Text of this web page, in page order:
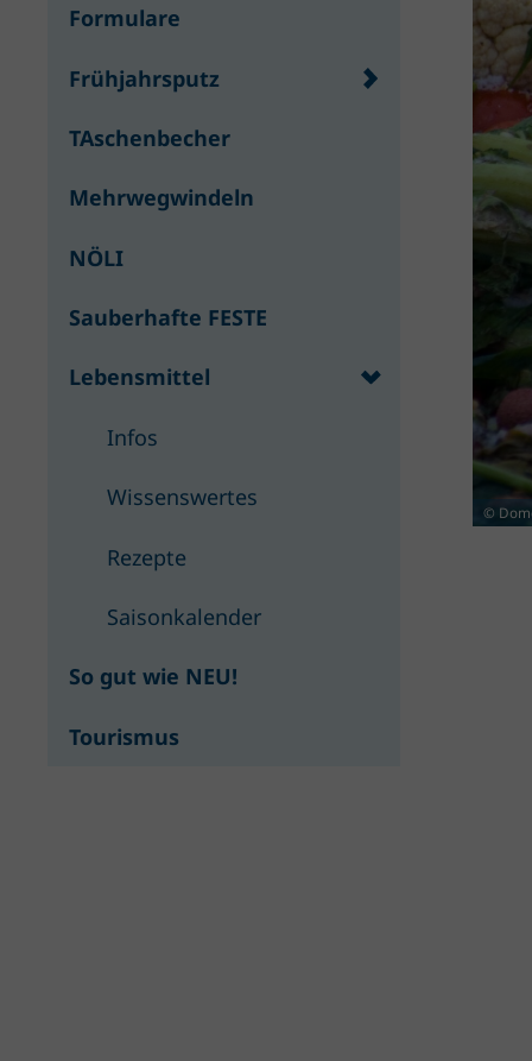
Formulare
Frühjahrsputz
TAschenbecher
Mehrwegwindeln
NÖLI
Sauberhafte FESTE
Lebensmittel
Infos
Wissenswertes
Rezepte
Saisonkalender
So gut wie NEU!
Tourismus
©